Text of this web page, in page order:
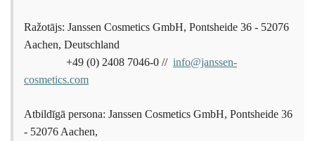
Ražotājs: Janssen Cosmetics GmbH, Pontsheide 36 - 52076
Aachen, Deutschland
+49 (0) 2408 7046-0 // info@janssen-
cosmetics.com
Atbildīgā persona: Janssen Cosmetics GmbH, Pontsheide 36
- 52076 Aachen,